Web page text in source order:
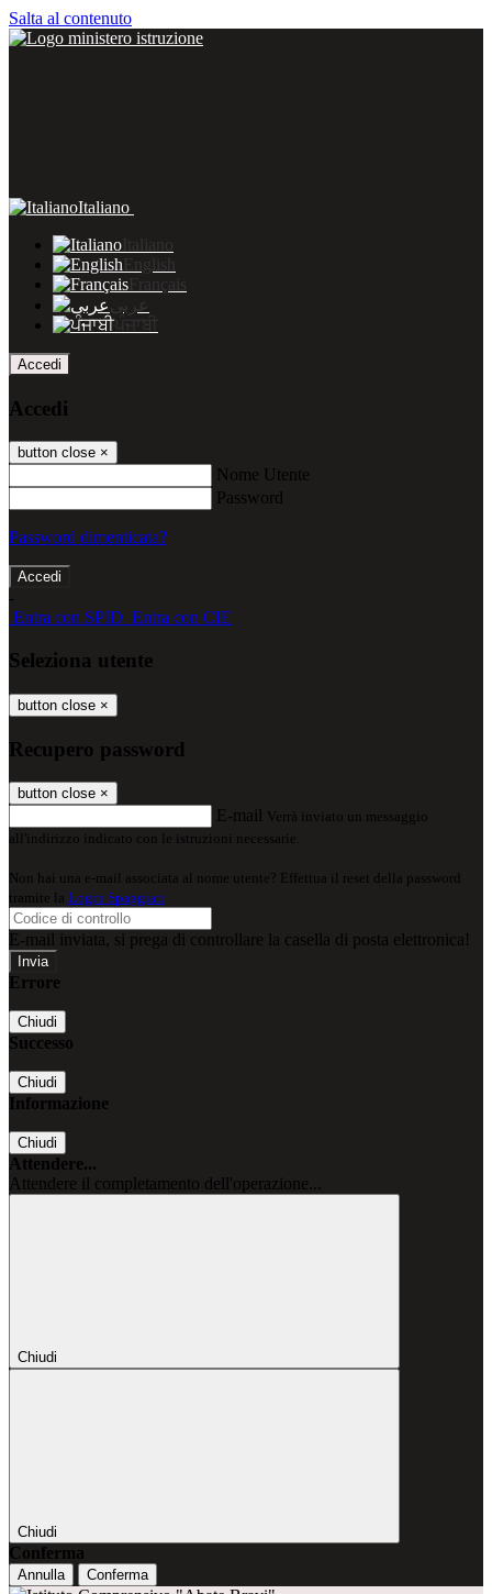
Salta al contenuto
Italiano
Italiano
English
Français
عربى
ਪੰਜਾਬੀ
Accedi
Accedi
button close ×
Nome Utente
Password
Password dimenticata?
-
Entra con SPID Entra con CIE
Seleziona utente
button close ×
Recupero password
button close ×
E-mail Verrà inviato un messaggio
all'indirizzo indicato con le istruzioni necessarie.
Non hai una e-mail associata al nome utente? Effettua il reset della password
tramite la Login Spaggiari
E-mail inviata, si prega di controllare la casella di posta elettronica!
Errore
Chiudi
Successo
Chiudi
Informazione
Chiudi
Attendere...
Attendere il completamento dell'operazione...
Chiudi
Chiudi
Conferma
Annulla Conferma